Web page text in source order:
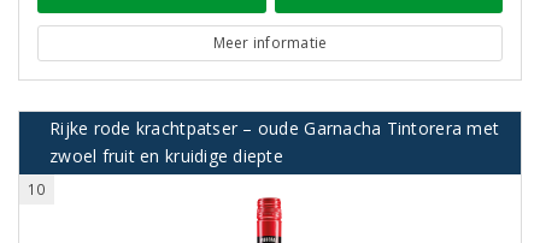
Meer informatie
Rijke rode krachtpatser – oude Garnacha Tintorera met
zwoel fruit en kruidige diepte
10